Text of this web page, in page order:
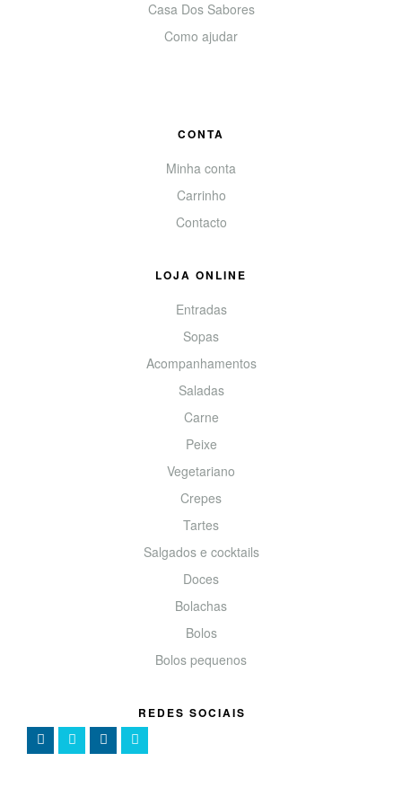
Casa Dos Sabores
Como ajudar
CONTA
Minha conta
Carrinho
Contacto
LOJA ONLINE
Entradas
Sopas
Acompanhamentos
Saladas
Carne
Peixe
Vegetariano
Crepes
Tartes
Salgados e cocktails
Doces
Bolachas
Bolos
Bolos pequenos
REDES SOCIAIS